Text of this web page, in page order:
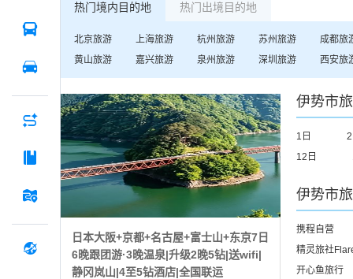
热门境内目的地 热门出境目的地
北京旅游 上海旅游 杭州旅游 苏州旅游 成都旅
黄山旅游 嘉兴旅游 泉州旅游 深圳 旅游 西安旅
日本大阪+京都+名古屋+富士山+东京7日
6晚跟团游·3晚温泉|升级2晚5钻|送wifi|
静冈岚山|4至5钻酒店|全国联运
伊势市
1日
12日
伊势市
携程自营
精灵旅社
开心鱼旅行